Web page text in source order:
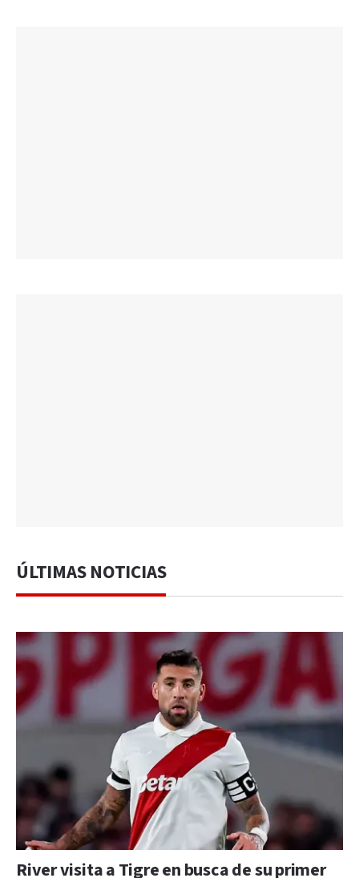
ÚLTIMAS NOTICIAS
River visita a Tigre en busca de su primer